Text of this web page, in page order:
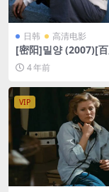
日韩 高清电影
[密阳]밀양 (2007)[
+迅雷云盘资源
删减][MP4/9GB][韩
4 年前
VIP